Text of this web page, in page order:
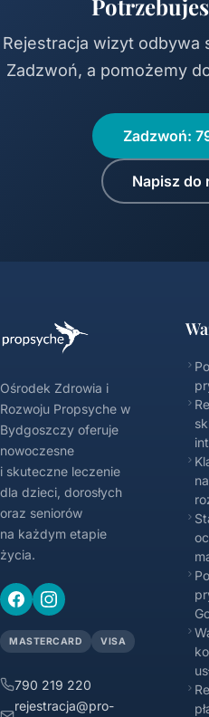
Rejestracja wizyt odbywa
Zadzwoń, a pomożemy
Zadzwoń:
Napisz do
Ośrodek Zdrowia i
Rozwoju Propsyche w
Bydgoszczy oferuje
nowoczesne
i skuteczne leczenie
dla dzieci, dorosłych
oraz seniorów
na każdym etapie
życia.
MASTERCARD VISA
790 219 220
rejestracja@pro-